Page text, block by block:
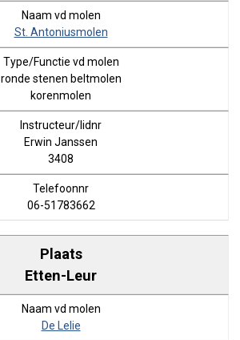
St. Antoniusmolen
ronde stenen beltmolen
korenmolen
Erwin Janssen
3408
06-51783662
Etten-Leur
De Lelie